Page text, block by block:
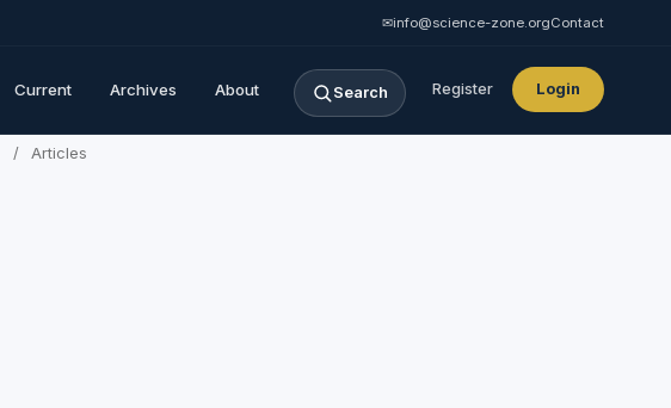
✉info@science-zone.orgContact
Current Archives About Search Register Login
/ Articles